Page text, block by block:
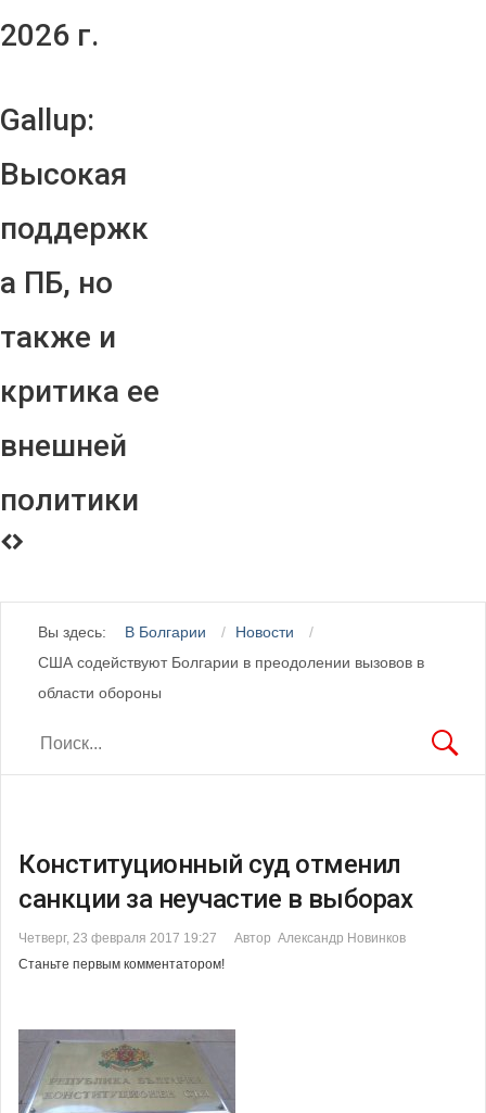
2026 г.
Gallup:
Высокая
поддержк
а ПБ, но
также и
критика ее
внешней
политики
Вы здесь: В Болгарии
Новости
США содействуют Болгарии в преодолении вызовов в
области обороны
Конституционный суд отменил
санкции за неучастие в выборах
Четверг, 23 февраля 2017 19:27
Автор Александр Новинков
Станьте первым комментатором!